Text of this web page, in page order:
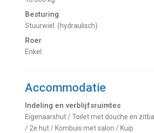
Besturing
Stuurwiel. (hydraulisch)
Roer
Enkel
Accommodatie
Indeling en verblijfsruimtes
Eigenaarshut / Toilet met douche en zitbad / Stuurhuis
/ 2e hut / Kombuis met salon / Kuip